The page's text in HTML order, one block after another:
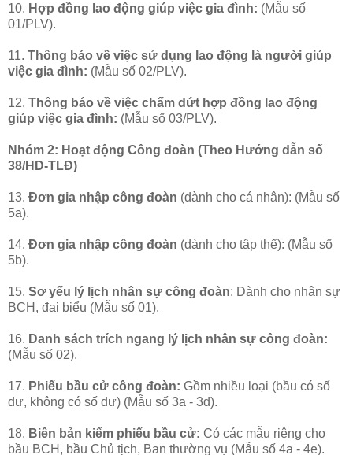
10. Hợp đồng lao động giúp việc gia đình: (Mẫu số
01/PLV).
11. Thông báo về việc sử dụng lao động là người giúp
việc gia đình: (Mẫu số 02/PLV).
12. Thông báo về việc chấm dứt hợp đồng lao động
giúp việc gia đình: (Mẫu số 03/PLV).
Nhóm 2: Hoạt động Công đoàn (Theo Hướng dẫn số
38/HD-TLĐ)
13. Đơn gia nhập công đoàn (dành cho cá nhân): (Mẫu số
5a).
14. Đơn gia nhập công đoàn (dành cho tập thể): (Mẫu số
5b).
15. Sơ yếu lý lịch nhân sự công đoàn: Dành cho nhân sự
BCH, đại biểu (Mẫu số 01).
16. Danh sách trích ngang lý lịch nhân sự công đoàn:
(Mẫu số 02).
17. Phiếu bầu cử công đoàn: Gồm nhiều loại (bầu có số
dư, không có số dư) (Mẫu số 3a - 3đ).
18. Biên bản kiểm phiếu bầu cử: Có các mẫu riêng cho
bầu BCH, bầu Chủ tịch, Ban thường vụ (Mẫu số 4a - 4e).